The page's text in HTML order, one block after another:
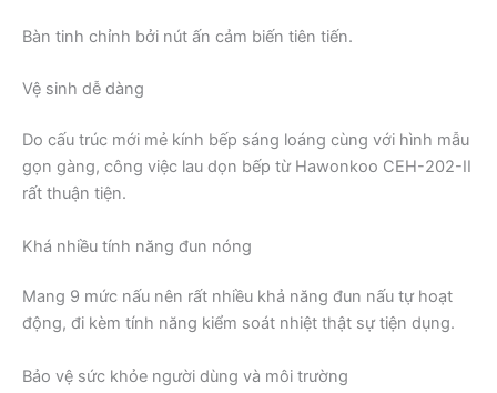
Bàn tinh chỉnh bởi nút ấn cảm biến tiên tiến.
Vệ sinh dễ dàng
Do cấu trúc mới mẻ kính bếp sáng loáng cùng với hình mẫu
gọn gàng, công việc lau dọn bếp từ Hawonkoo CEH-202-II
rất thuận tiện.
Khá nhiều tính năng đun nóng
Mang 9 mức nấu nên rất nhiều khả năng đun nấu tự hoạt
động, đi kèm tính năng kiểm soát nhiệt thật sự tiện dụng.
Bảo vệ sức khỏe người dùng và môi trường